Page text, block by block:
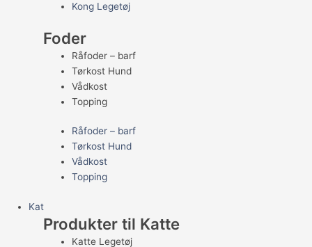
Kong Legetøj
Foder
Råfoder – barf
Tørkost Hund
Vådkost
Topping
Råfoder – barf
Tørkost Hund
Vådkost
Topping
Kat
Produkter til Katte
Katte Legetøj